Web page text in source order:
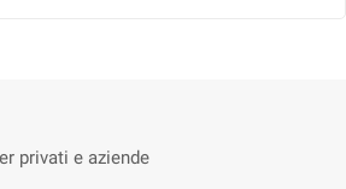
privati e aziende